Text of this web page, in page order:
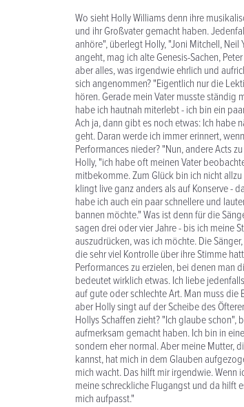
Wo sieht Holly Williams denn ihre
und ihr Großvater gemacht haben.
anhöre", überlegt Holly, "Joni Mitchell, Neil
angeht, mag ich alte Genesis-Sachen,
aber alles, was irgendwie ehrlich und
sich angenommen? "Eigentlich nur die
hören. Gerade mein Vater musste
habe ich hautnah miterlebt - ich bin ein
Ach ja, dann gibt es noch etwas: Ich habe
geht. Daran werde ich immer erinnert,
Performances nieder? "Nun, andere Acts
Holly, "ich habe oft meinen Vater
mitbekomme. Zum Glück bin ich nicht
klingt live ganz anders als auf Konserve -
habe ich auch ein paar schnellere und
bannen möchte." Was ist denn für die
sagen drei oder vier Jahre - bis ich meine
auszudrücken, was ich möchte. Die
die sehr viel Kontrolle über ihre Stimme
Performances zu erzielen, bei denen man
bedeutet wirklich etwas. Ich liebe
auf gute oder schlechte Art. Man muss
aber Holly singt auf der Scheibe des
Hollys Schaffen zieht? "Ich glaube
aufmerksam gemacht haben. Ich bin in
sondern eher normal. Aber meine Mutter,
kannst, hat mich in dem Glauben
mich wacht. Das hilft mir irgendwie. Wenn
meine schreckliche Flugangst und da hilft
mich aufpasst."